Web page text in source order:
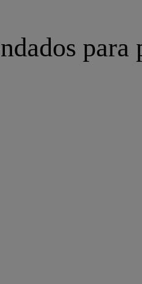
para